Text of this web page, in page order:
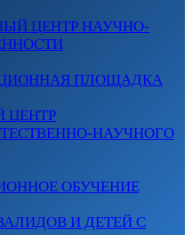
ЦЕНТР НАУЧНО-
ПЛОЩАДКА
ЦЕНТР
НАУЧНОГО
ОБУЧЕНИЕ
И ДЕТЕЙ С